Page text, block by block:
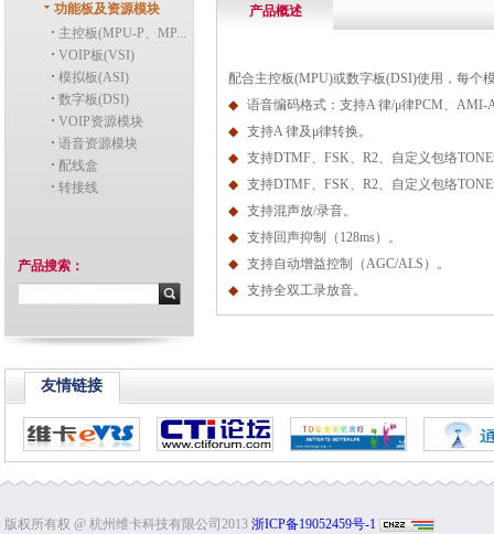
功能板及资源模块
主控板(MPU-P、MP...
VOIP板(VSI)
模拟板(ASI)
数字板(DSI)
VOIP资源模块
语音资源模块
配线盒
转接线
产品搜索：
产品概述
配合主控板(MPU)或数字板(DSI)使用，每个
◆ 语音编码格式：支持A律/μ律PCM、 AMI-
◆ 支持A律及μ律转换。
◆ 支持DTMF、 FSK、 R2、自定义包络TONE
◆ 支持DTMF、 FSK、 R2、自定义包络TONE
◆ 支持混声放/录音。
◆ 支持回声抑制（ 128ms）。
◆ 支持自动增益控制（AGC/ALS ）。
◆ 支持全双工录放音。
友情链接
版权所有权 @ 杭州维卡科技有限公司2013 浙ICP备19052459号-1